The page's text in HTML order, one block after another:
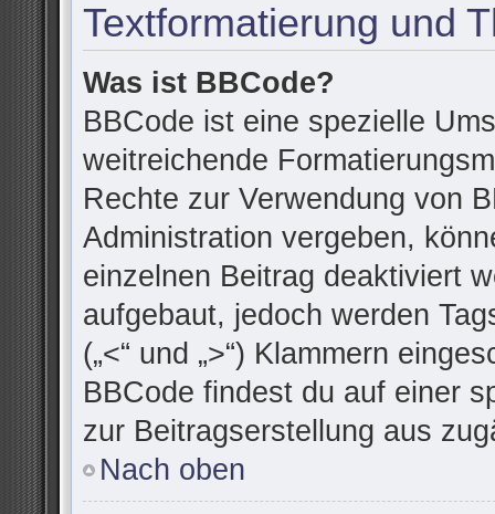
Textformatierung und
Was ist BBCode?
BBCode ist eine spezielle
weitreichende
Rechte zur Verwendung von
Administration vergeben,
einzelnen Beitrag deaktiviert
aufgebaut, jedoch werden
(„<“ und „>“) Klammern
BBCode findest du auf einer
zur Beitragserstellung aus
Nach oben